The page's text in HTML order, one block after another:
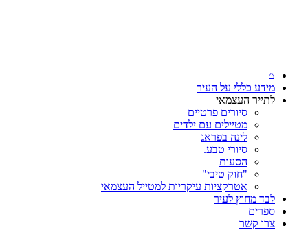
⌂
מידע כללי על העיר
לתייר העצמאי
סיורים פרטיים
מטיילים עם ילדים
לינה בפראג
סיורי טבע.
הסעות
"חוק טיבי"
אטרקציות עיקריות למטייל העצמאי
לבד מחוץ לעיר
ספרים
צרו קשר